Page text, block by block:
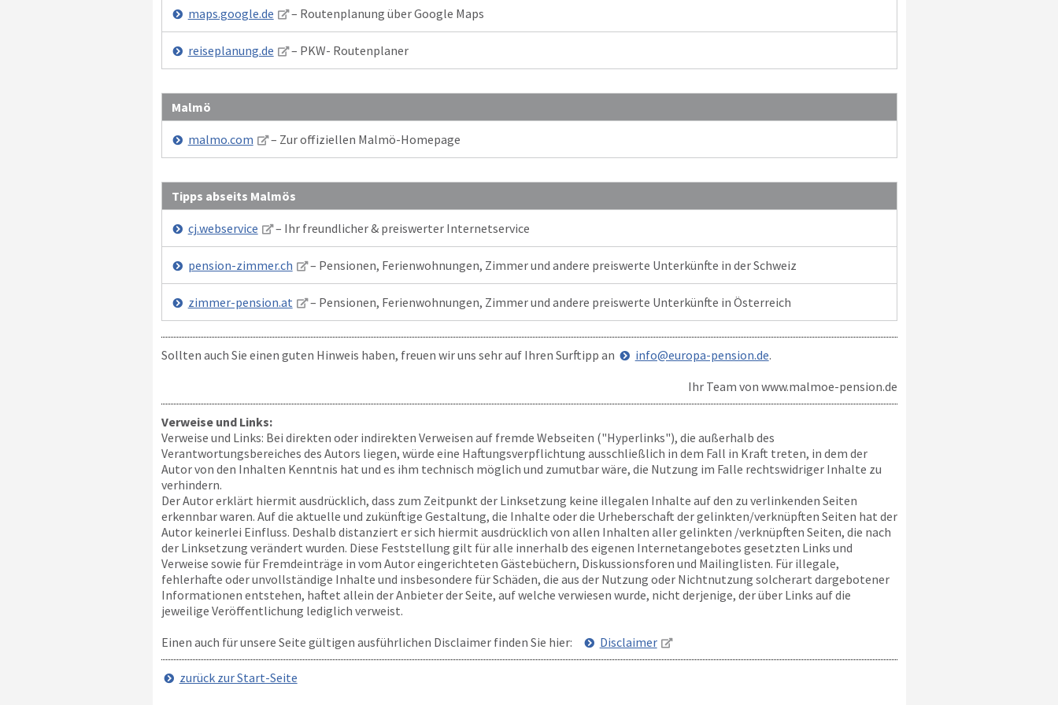
maps.google.de – Routenplanung über Google Maps
reiseplanung.de – PKW- Routenplaner
Malmö
malmo.com – Zur offiziellen Malmö-Homepage
Tipps abseits Malmös
cj.webservice – Ihr freundlicher & preiswerter Internetservice
pension-zimmer.ch – Pensionen, Ferienwohnungen, Zimmer und andere preiswerte Unterkünfte in der Schweiz
zimmer-pension.at – Pensionen, Ferienwohnungen, Zimmer und andere preiswerte Unterkünfte in Österreich
Sollten auch Sie einen guten Hinweis haben, freuen wir uns sehr auf Ihren Surftipp an info@europa-pension.de.
Ihr Team von www.malmoe-pension.de
Verweise und Links:
Verweise und Links: Bei direkten oder indirekten Verweisen auf fremde Webseiten ("Hyperlinks"), die außerhalb des
Verantwortungsbereiches des Autors liegen, würde eine Haftungsverpflichtung ausschließlich in dem Fall in Kraft treten, in dem der
Autor von den Inhalten Kenntnis hat und es ihm technisch möglich und zumutbar wäre, die Nutzung im Falle rechtswidriger Inhalte zu
verhindern.
Der Autor erklärt hiermit ausdrücklich, dass zum Zeitpunkt der Linksetzung keine illegalen Inhalte auf den zu verlinkenden Seiten
erkennbar waren. Auf die aktuelle und zukünftige Gestaltung, die Inhalte oder die Urheberschaft der gelinkten/verknüpften Seiten hat der
Autor keinerlei Einfluss. Deshalb distanziert er sich hiermit ausdrücklich von allen Inhalten aller gelinkten /verknüpften Seiten, die nach
der Linksetzung verändert wurden. Diese Feststellung gilt für alle innerhalb des eigenen Internetangebotes gesetzten Links und
Verweise sowie für Fremdeinträge in vom Autor eingerichteten Gästebüchern, Diskussionsforen und Mailinglisten. Für illegale,
fehlerhafte oder unvollständige Inhalte und insbesondere für Schäden, die aus der Nutzung oder Nichtnutzung solcherart dargebotener
Informationen entstehen, haftet allein der Anbieter der Seite, auf welche verwiesen wurde, nicht derjenige, der über Links auf die
jeweilige Veröffentlichung lediglich verweist.
Einen auch für unsere Seite gültigen ausführlichen Disclaimer finden Sie hier:
Disclaimer
zurück zur Start-Seite